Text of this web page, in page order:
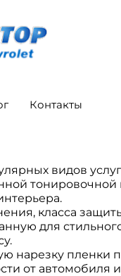
Контакты
видов
класса
для
нарезку пленки
от автомобиля